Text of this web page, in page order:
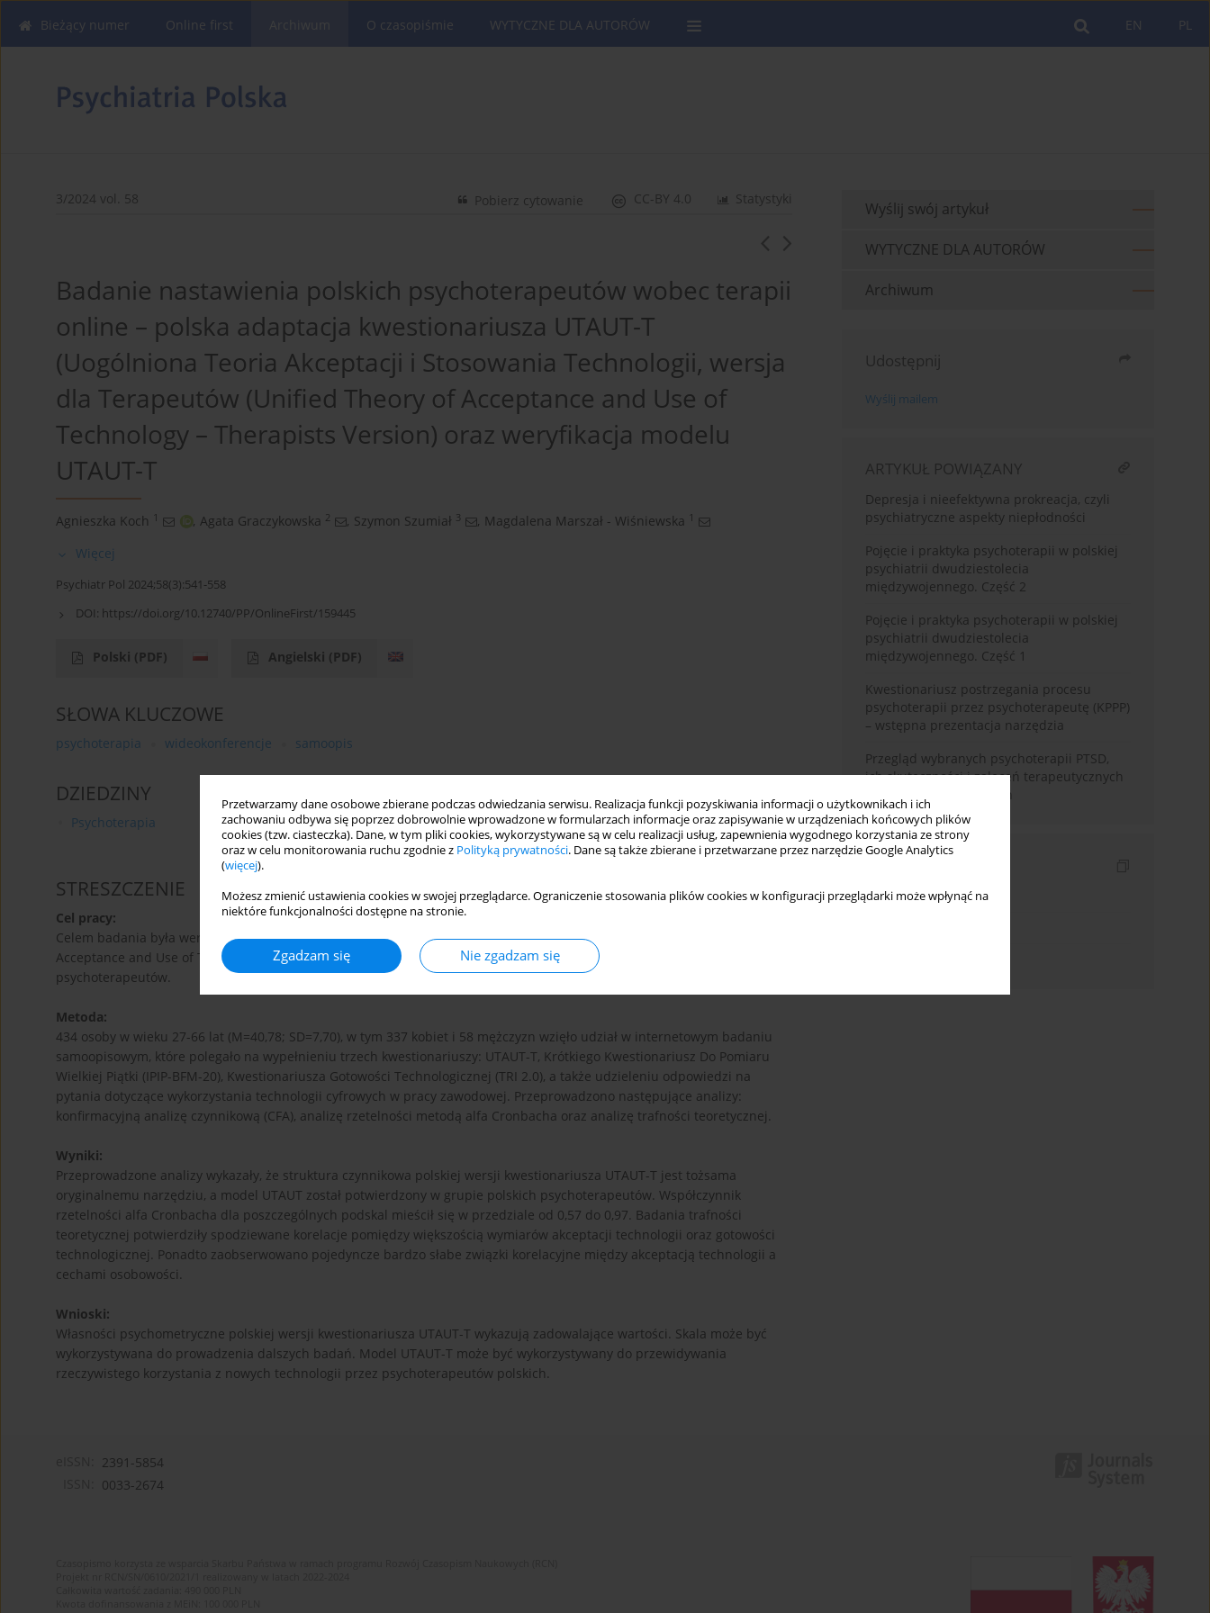
Przetwarzamy dane osobowe zbierane podczas odwiedzania serwisu. Realizacja funkcji pozyskiwania informacji o użytkownikach i ich
zachowaniu odbywa się poprzez dobrowolnie wprowadzone w formularzach informacje oraz zapisywanie w urządzeniach końcowych plików
cookies (tzw. ciasteczka). Dane, w tym pliki cookies, wykorzystywane są w celu realizacji usług, zapewnienia wygodnego korzystania ze strony
oraz w celu monitorowania ruchu zgodnie z Polityką prywatności. Dane są także zbierane i przetwarzane przez narzędzie Google Analytics
(więcej).
Możesz zmienić ustawienia cookies w swojej przeglądarce. Ograniczenie stosowania plików cookies w konfiguracji przeglądarki może wpłynąć na
niektóre funkcjonalności dostępne na stronie.
Zgadzam się Nie zgadzam się
PL
EN
Bieżący numer Online first O czasopiśmie WYTYCZNE DLA AUTORÓW
3/2024 vol. 58 Statystyki
CC-BY 4.0
Pobierz cytowanie
Badanie nastawienia polskich psychoterapeutów wobec terapii
online – polska adaptacja kwestionariusza UTAUT-T
(Uogólniona Teoria Akceptacji i Stosowania Technologii, wersja
dla Terapeutów (Unified Theory of Acceptance and Use of
Technology – Therapists Version) oraz weryfikacja modelu
UTAUT-T
Agnieszka Koch 1 , Agata Graczykowska 2 , Szymon Szumiał 3 , Magdalena Marszał - Wiśniewska 1
Więcej
Psychiatr Pol 2024;58(3):541-558
DOI: https://doi.org/10.12740/PP/OnlineFirst/159445
Polski (PDF) Angielski (PDF)
SŁOWA KLUCZOWE
psychoterapia wideokonferencje samoopis
DZIEDZINY
Psychoterapia
STRESZCZENIE
Cel pracy:
Celem badania była weryfikacja własności psychometrycznych polskiej adaptacji kwestionariusza The Unified Theory of
Acceptance and Use of Technology - Therapist version (UTAUT-T) oraz weryfikacji modelu UTAUT-T w grupie polskich
psychoterapeutów.
Metoda:
434 osoby w wieku 27-66 lat (M=40,78; SD=7,70), w tym 337 kobiet i 58 mężczyzn wzięło udział w internetowym badaniu
samoopisowym, które polegało na wypełnieniu trzech kwestionariuszy: UTAUT-T, Krótkiego Kwestionariusz Do Pomiaru
Wielkiej Piątki (IPIP-BFM-20), Kwestionariusza Gotowości Technologicznej (TRI 2.0), a także udzieleniu odpowiedzi na
pytania dotyczące wykorzystania technologii cyfrowych w pracy zawodowej. Przeprowadzono następujące analizy:
konfirmacyjną analizę czynnikową (CFA), analizę rzetelności metodą alfa Cronbacha oraz analizę trafności teoretycznej.
Wyniki:
Przeprowadzone analizy wykazały, że struktura czynnikowa polskiej wersji kwestionariusza UTAUT-T jest tożsama
oryginalnemu narzędziu, a model UTAUT został potwierdzony w grupie polskich psychoterapeutów. Współczynnik
rzetelności alfa Cronbacha dla poszczególnych podskal mieścił się w przedziale od 0,57 do 0,97. Badania trafności
teoretycznej potwierdziły spodziewane korelacje pomiędzy większością wymiarów akceptacji technologii oraz gotowości
technologicznej. Ponadto zaobserwowano pojedyncze bardzo słabe związki korelacyjne między akceptacją technologii a
cechami osobowości.
Wnioski:
Własności psychometryczne polskiej wersji kwestionariusza UTAUT-T wykazują zadowalające wartości. Skala może być
wykorzystywana do prowadzenia dalszych badań. Model UTAUT-T może być wykorzystywany do przewidywania
rzeczywistego korzystania z nowych technologii przez psychoterapeutów polskich.
Wyślij swój artykuł
WYTYCZNE DLA AUTORÓW
Archiwum
Udostępnij
Wyślij mailem
ARTYKUŁ POWIĄZANY
Depresja i nieefektywna prokreacja, czyli
psychiatryczne aspekty niepłodności
Pojęcie i praktyka psychoterapii w polskiej
psychiatrii dwudziestolecia
międzywojennego. Część 2
Pojęcie i praktyka psychoterapii w polskiej
psychiatrii dwudziestolecia
międzywojennego. Część 1
Kwestionariusz postrzegania procesu
psychoterapii przez psychoterapeutę (KPPP)
– wstępna prezentacja narzędzia
Przegląd wybranych psychoterapii PTSD,
ich skuteczności i zaleceń terapeutycznych
w terapii osób dorosłych
Indeks słów kluczowych
2391-5854
0033-2674